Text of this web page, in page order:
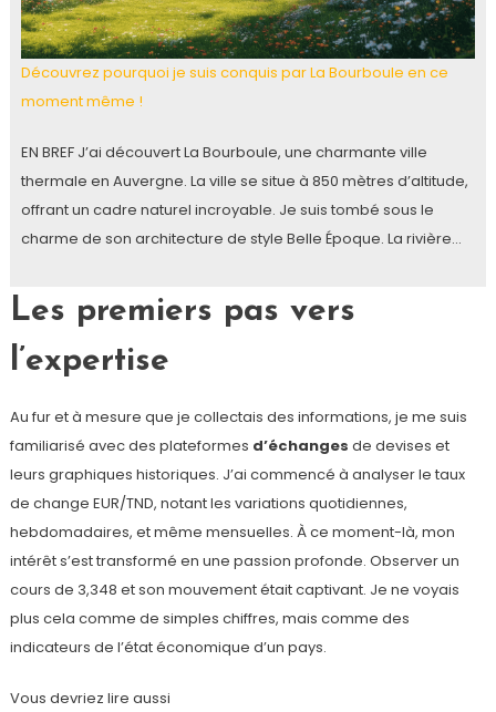
Découvrez pourquoi je suis conquis par La Bourboule en ce
moment même !
EN BREF J’ai découvert La Bourboule, une charmante ville
thermale en Auvergne. La ville se situe à 850 mètres d’altitude,
offrant un cadre naturel incroyable. Je suis tombé sous le
charme de son architecture de style Belle Époque. La rivière…
Les premiers pas vers
l’expertise
Au fur et à mesure que je collectais des informations, je me suis
familiarisé avec des plateformes d’échanges de devises et
leurs graphiques historiques. J’ai commencé à analyser le taux
de change EUR/TND, notant les variations quotidiennes,
hebdomadaires, et même mensuelles. À ce moment-là, mon
intérêt s’est transformé en une passion profonde. Observer un
cours de 3,348 et son mouvement était captivant. Je ne voyais
plus cela comme de simples chiffres, mais comme des
indicateurs de l’état économique d’un pays.
Vous devriez lire aussi